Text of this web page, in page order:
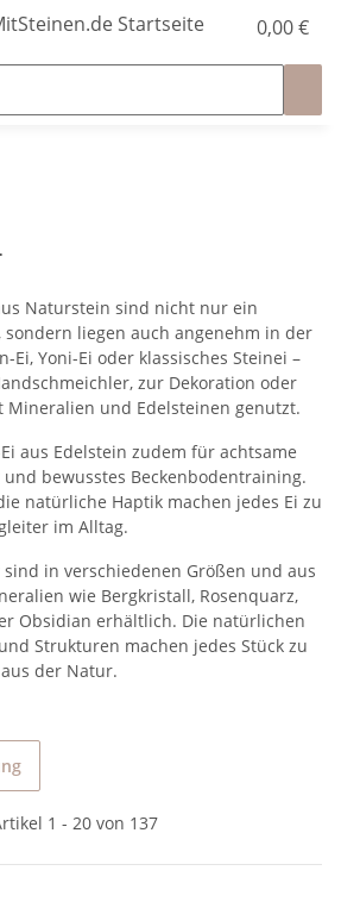
0,00 €
Naturstein sind nicht nur ein
sondern liegen auch angenehm in der
Ei, Yoni-Ei oder klassisches Steinei –
zur Dekoration oder
und Edelsteinen genutzt.
aus Edelstein zudem für achtsame
bewusstes Beckenbodentraining.
natürliche Haptik machen jedes Ei zu
im Alltag.
sind in verschiedenen Größen und aus
wie Bergkristall, Rosenquarz,
Obsidian erhältlich. Die natürlichen
Strukturen machen jedes Stück zu
der Natur.
1 - 20 von 137